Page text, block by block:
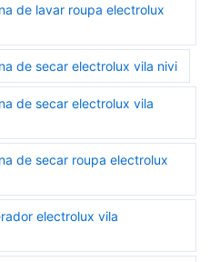
de lavar roupa electrolux
de secar electrolux vila nivi
de secar electrolux vila
de secar roupa electrolux
electrolux vila